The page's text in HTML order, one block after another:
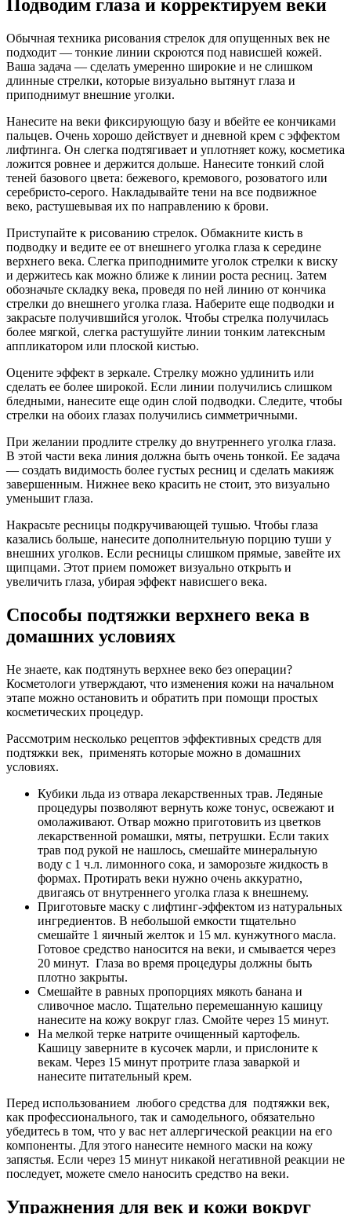
Подводим глаза и корректируем веки
Обычная техника рисования стрелок для опущенных век не
подходит — тонкие линии скроются под нависшей кожей.
Ваша задача — сделать умеренно широкие и не слишком
длинные стрелки, которые визуально вытянут глаза и
приподнимут внешние уголки.
Нанесите на веки фиксирующую базу и вбейте ее кончиками
пальцев. Очень хорошо действует и дневной крем с эффектом
лифтинга. Он слегка подтягивает и уплотняет кожу, косметика
ложится ровнее и держится дольше. Нанесите тонкий слой
теней базового цвета: бежевого, кремового, розоватого или
серебристо-серого. Накладывайте тени на все подвижное
веко, растушевывая их по направлению к брови.
Приступайте к рисованию стрелок. Обмакните кисть в
подводку и ведите ее от внешнего уголка глаза к середине
верхнего века. Слегка приподнимите уголок стрелки к виску
и держитесь как можно ближе к линии роста ресниц. Затем
обозначьте складку века, проведя по ней линию от кончика
стрелки до внешнего уголка глаза. Наберите еще подводки и
закрасьте получившийся уголок. Чтобы стрелка получилась
более мягкой, слегка растушуйте линии тонким латексным
аппликатором или плоской кистью.
Оцените эффект в зеркале. Стрелку можно удлинить или
сделать ее более широкой. Если линии получились слишком
бледными, нанесите еще один слой подводки. Следите, чтобы
стрелки на обоих глазах получились симметричными.
При желании продлите стрелку до внутреннего уголка глаза.
В этой части века линия должна быть очень тонкой. Ее задача
— создать видимость более густых ресниц и сделать макияж
завершенным. Нижнее веко красить не стоит, это визуально
уменьшит глаза.
Накрасьте ресницы подкручивающей тушью. Чтобы глаза
казались больше, нанесите дополнительную порцию туши у
внешних уголков. Если ресницы слишком прямые, завейте их
щипцами. Этот прием поможет визуально открыть и
увеличить глаза, убирая эффект нависшего века.
Способы подтяжки верхнего века в
домашних условиях
Не знаете, как подтянуть верхнее веко без операции?
Косметологи утверждают, что изменения кожи на начальном
этапе можно остановить и обратить при помощи простых
косметических процедур.
Рассмотрим несколько рецептов эффективных средств для
подтяжки век, применять которые можно в домашних
условиях.
Кубики льда из отвара лекарственных трав. Ледяные
процедуры позволяют вернуть коже тонус, освежают и
омолаживают. Отвар можно приготовить из цветков
лекарственной ромашки, мяты, петрушки. Если таких
трав под рукой не нашлось, смешайте минеральную
воду с 1 ч.л. лимонного сока, и заморозьте жидкость в
формах. Протирать веки нужно очень аккуратно,
двигаясь от внутреннего уголка глаза к внешнему.
Приготовьте маску с лифтинг-эффектом из натуральных
ингредиентов. В небольшой емкости тщательно
смешайте 1 яичный желток и 15 мл. кунжутного масла.
Готовое средство наносится на веки, и смывается через
20 минут. Глаза во время процедуры должны быть
плотно закрыты.
Смешайте в равных пропорциях мякоть банана и
сливочное масло. Тщательно перемешанную кашицу
нанесите на кожу вокруг глаз. Смойте через 15 минут.
На мелкой терке натрите очищенный картофель.
Кашицу заверните в кусочек марли, и прислоните к
векам. Через 15 минут протрите глаза заваркой и
нанесите питательный крем.
Перед использованием любого средства для подтяжки век,
как профессионального, так и самодельного, обязательно
убедитесь в том, что у вас нет аллергической реакции на его
компоненты. Для этого нанесите немного маски на кожу
запястья. Если через 15 минут никакой негативной реакции не
последует, можете смело наносить средство на веки.
Упражнения для век и кожи вокруг